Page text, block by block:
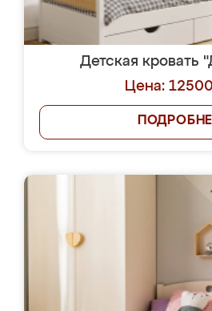
Детская кровать
Цена: